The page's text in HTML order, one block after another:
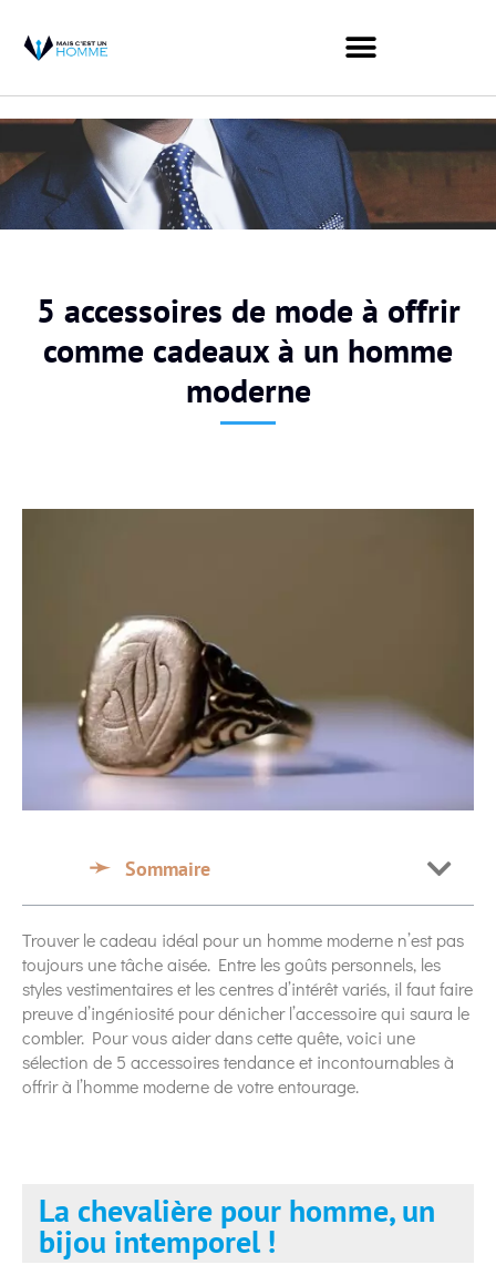
5 accessoires de mode à offrir
comme cadeaux à un homme
moderne
Sommaire
Trouver le cadeau idéal pour un homme moderne n’est pas
toujours une tâche aisée. Entre les goûts personnels, les
styles vestimentaires et les centres d’intérêt variés, il faut faire
preuve d’ingéniosité pour dénicher l’accessoire qui saura le
combler. Pour vous aider dans cette quête, voici une
sélection de 5 accessoires tendance et incontournables à
offrir à l’homme moderne de votre entourage.
La chevalière pour homme, un
bijou intemporel !